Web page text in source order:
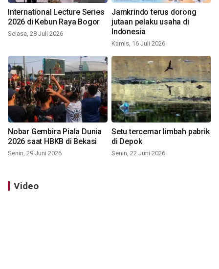
International Lecture Series
2026 di Kebun Raya Bogor
Selasa, 28 Juli 2026
Jamkrindo terus dorong
jutaan pelaku usaha di
Indonesia
Kamis, 16 Juli 2026
Nobar Gembira Piala Dunia
2026 saat HBKB di Bekasi
Senin, 29 Juni 2026
Setu tercemar limbah pabrik
di Depok
Senin, 22 Juni 2026
Video